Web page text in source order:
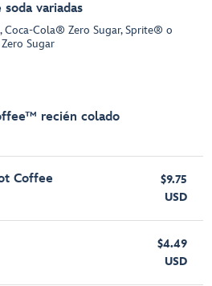
variadas
Cola® Zero Sugar, Sprite® o
Sugar
recién colado
Coffee
$9.75
USD
$4.49
USD